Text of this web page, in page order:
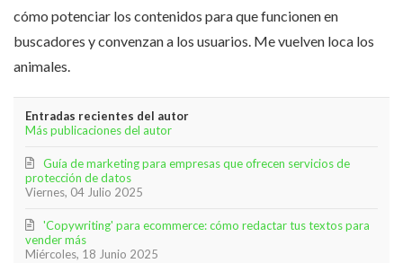
cómo potenciar los contenidos para que funcionen en
buscadores y convenzan a los usuarios. Me vuelven loca los
animales.
Entradas recientes del autor
Más publicaciones del autor
Viernes, 04 Julio 2025
Guía de marketing para empresas que ofrecen servicios de
protección de datos
Miércoles, 18 Junio 2025
'Copywriting' para ecommerce: cómo redactar tus textos para
vender más